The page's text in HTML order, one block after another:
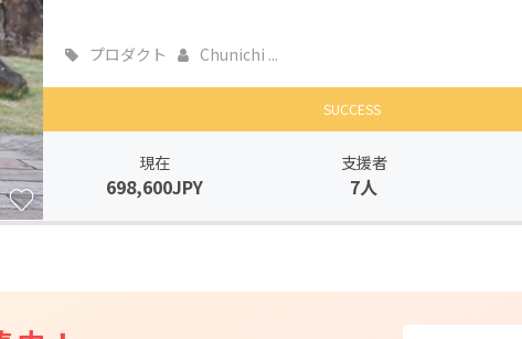
プロダクト Chunichi ...
SUCCESS
現在
698,600JPY
支援者
7人